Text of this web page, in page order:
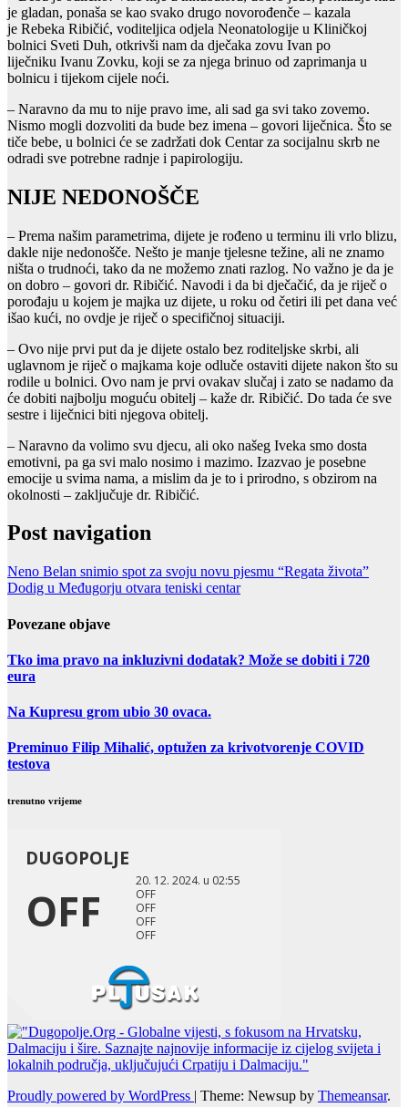
je gladan, ponaša se kao svako drugo novorođenče – kazala
je Rebeka Ribičić, voditeljica odjela Neonatologije u Kliničkoj
bolnici Sveti Duh, otkrivši nam da dječaka zovu Ivan po
liječniku Ivanu Zovku, koji se za njega brinuo od zaprimanja u
bolnicu i tijekom cijele noći.
– Naravno da mu to nije pravo ime, ali sad ga svi tako zovemo.
Nismo mogli dozvoliti da bude bez imena – govori liječnica. Što se
tiče bebe, u bolnici će se zadržati dok Centar za socijalnu skrb ne
odradi sve potrebne radnje i papirologiju.
NIJE NEDONOŠČE
– Prema našim parametrima, dijete je rođeno u terminu ili vrlo blizu,
dakle nije nedonošče. Nešto je manje tjelesne težine, ali ne znamo
ništa o trudnoći, tako da ne možemo znati razlog. No važno je da je
on dobro – govori dr. Ribičić. Navodi i da bi dječačić, da je riječ o
porođaju u kojem je majka uz dijete, u roku od četiri ili pet dana već
išao kući, no ovdje je riječ o specifičnoj situaciji.
– Ovo nije prvi put da je dijete ostalo bez roditeljske skrbi, ali
uglavnom je riječ o majkama koje odluče ostaviti dijete nakon što su
rodile u bolnici. Ovo nam je prvi ovakav slučaj i zato se nadamo da
će dobiti najbolju moguću obitelj – kaže dr. Ribičić. Do tada će sve
sestre i liječnici biti njegova obitelj.
– Naravno da volimo svu djecu, ali oko našeg Iveka smo dosta
emotivni, pa ga svi malo nosimo i mazimo. Izazvao je posebne
emocije u svima nama, a mislim da je to i prirodno, s obzirom na
okolnosti – zaključuje dr. Ribičić.
Post navigation
Neno Belan snimio spot za svoju novu pjesmu “Regata života”
Dodig u Međugorju otvara teniski centar
Povezane objave
Tko ima pravo na inkluzivni dodatak? Može se dobiti i 720
eura
Na Kupresu grom ubio 30 ovaca.
Preminuo Filip Mihalić, optužen za krivotvorenje COVID
testova
trenutno vrijeme
Proudly powered by WordPress | Theme: Newsup by Themeansar.